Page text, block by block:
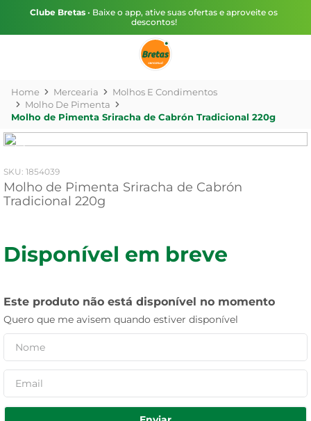
Clube Bretas • Baixe o app, ative suas ofertas e aproveite os
descontos!
Mercearia
Molhos E Condimentos
Molho De Pimenta
Molho de Pimenta Sriracha de Cabrón Tradicional 220g
: 1854039
Molho de Pimenta Sriracha de Cabrón
Tradicional 220g
Disponível em breve
Este produto não está disponível no momento
Quero que me avisem quando estiver disponível